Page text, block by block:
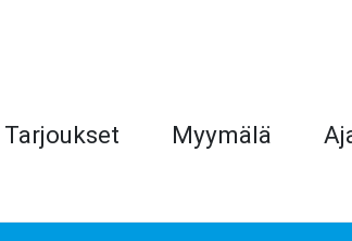
Tarjoukset Myymälä